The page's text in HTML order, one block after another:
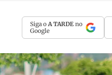
Siga o A TARDE no
Google